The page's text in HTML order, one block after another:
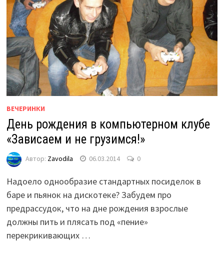
ВЕЧЕРИНКИ
День рождения в компьютерном клубе
«Зависаем и не грузимся!»
Автор: Zavodila 06.03.2014 0
Надоело однообразие стандартных посиделок в
баре и пьянок на дискотеке? Забудем про
предрассудок, что на дне рождения взрослые
должны пить и плясать под «пение»
перекрикивающих …